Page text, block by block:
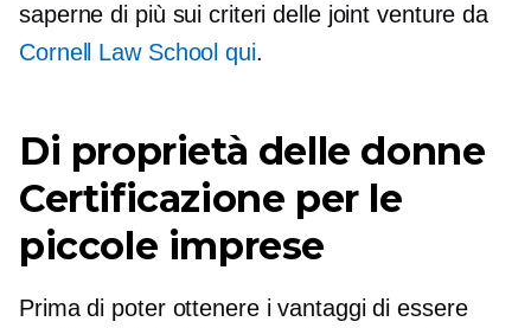
saperne di più sui criteri delle joint venture da
Cornell Law School qui.
Di proprietà delle donne
Certificazione per le
piccole imprese
Prima di poter ottenere i vantaggi di essere